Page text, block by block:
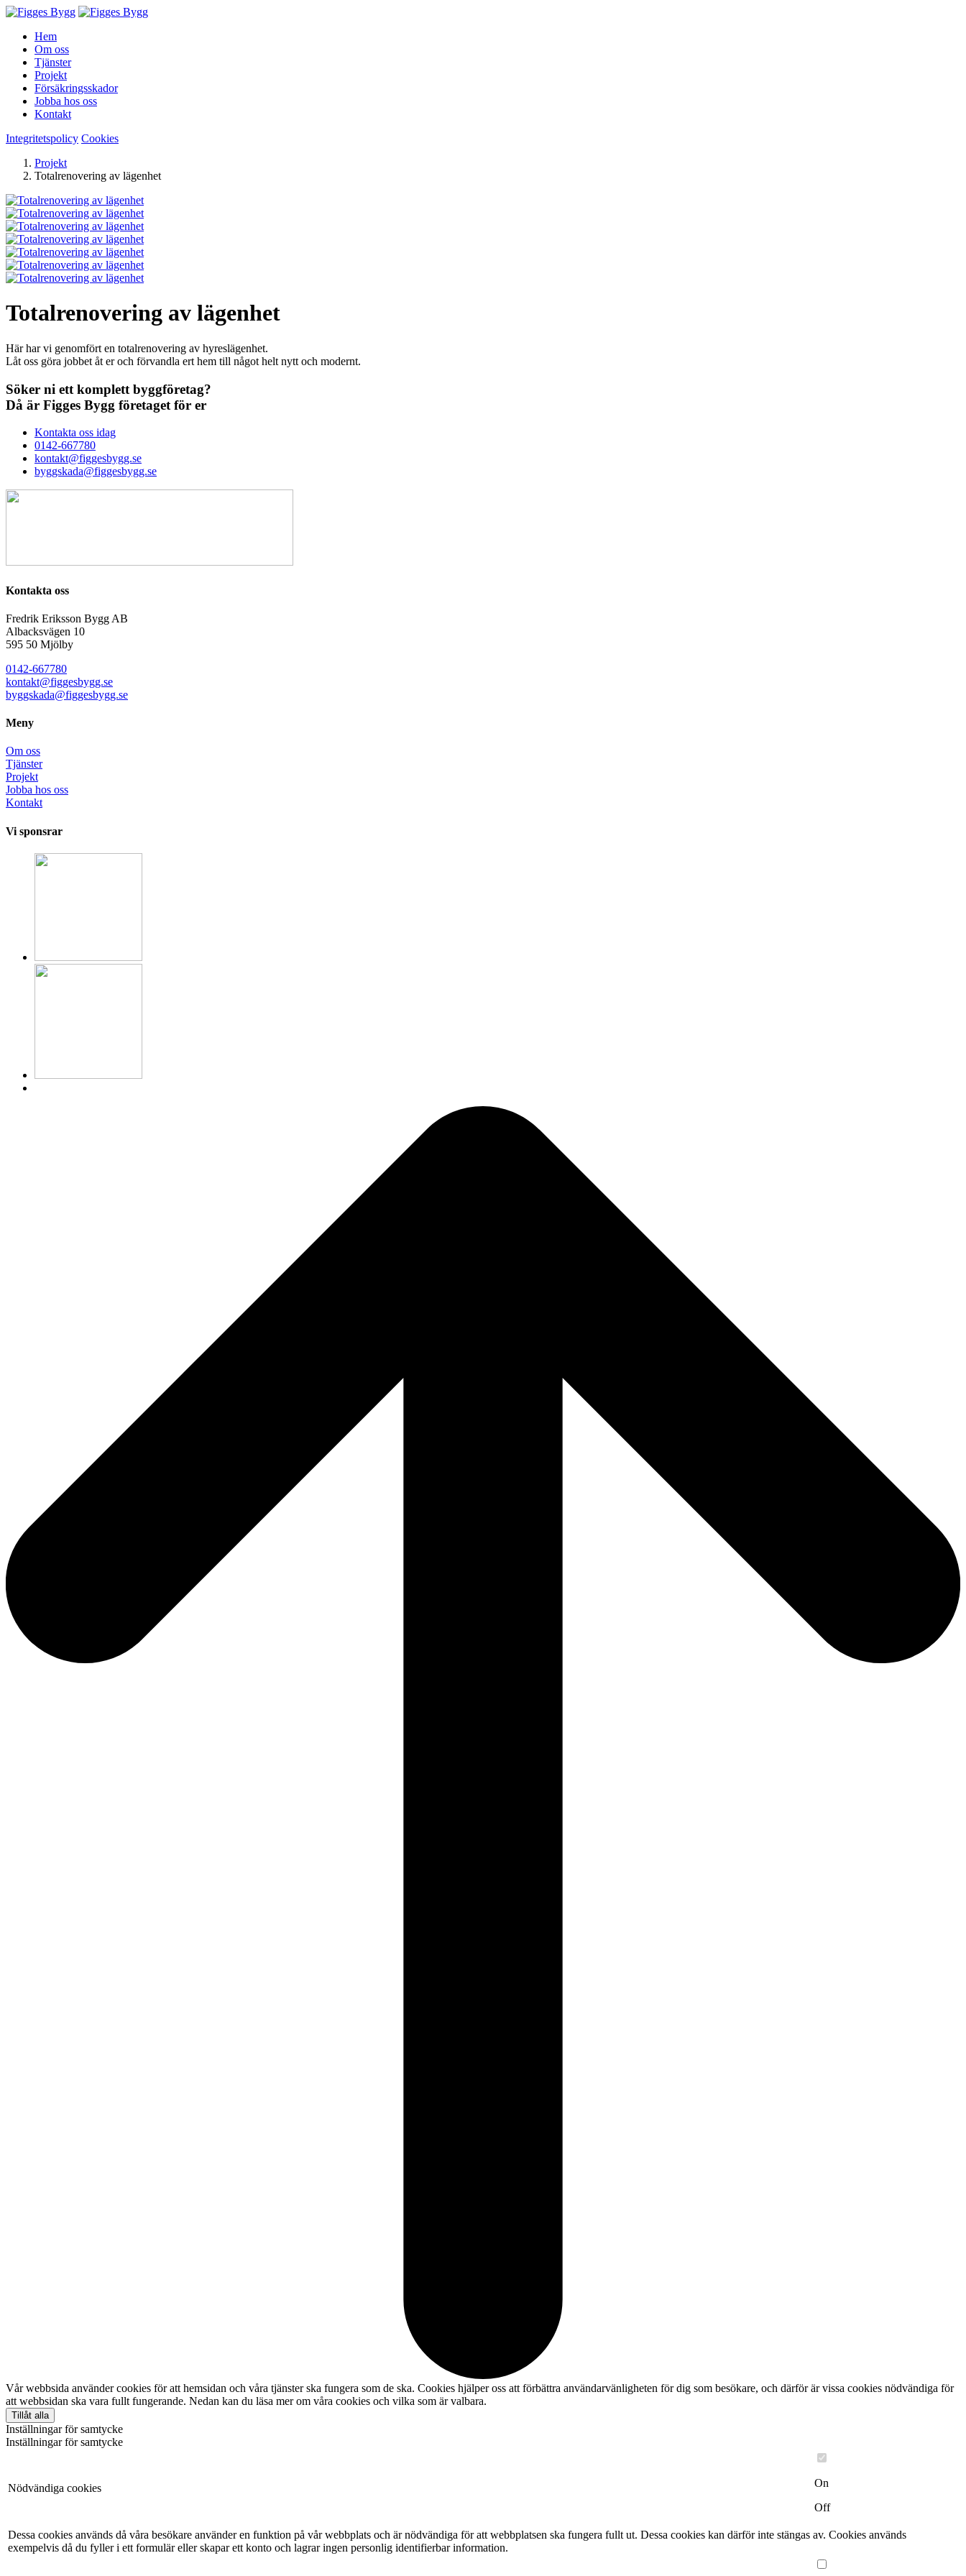
Hem
Om oss
Tjänster
Projekt
Försäkringsskador
Jobba hos oss
Kontakt
Integritetspolicy Cookies
Projekt
Totalrenovering av lägenhet
Totalrenovering av lägenhet
Här har vi genomfört en totalrenovering av hyreslägenhet.
Låt oss göra jobbet åt er och förvandla ert hem till något helt nytt och modernt.
Söker ni ett komplett byggföretag?
Då är Figges Bygg företaget för er
Kontakta oss idag
0142-667780
kontakt@figgesbygg.se
byggskada@figgesbygg.se
Kontakta oss
Fredrik Eriksson Bygg AB
Albacksvägen 10
595 50 Mjölby​
0142-667780
kontakt@figgesbygg.se
byggskada@figgesbygg.se
Meny
Om oss
Tjänster
Projekt
Jobba hos oss
Kontakt
Vi sponsrar
Vår webbsida använder cookies för att hemsidan och våra tjänster ska fungera som de ska. Cookies hjälper oss att förbättra användarvänligheten för dig som besökare, och därför är vissa cookies nödvändiga för
att webbsidan ska vara fullt fungerande. Nedan kan du läsa mer om våra cookies och vilka som är valbara.
Tillåt alla
Inställningar för samtycke
Inställningar för samtycke
Nödvändiga cookies
On
Off
Dessa cookies används då våra besökare använder en funktion på vår webbplats och är nödvändiga för att webbplatsen ska fungera fullt ut. Dessa cookies kan därför inte stängas av. Cookies används
exempelvis då du fyller i ett formulär eller skapar ett konto och lagrar ingen personlig identifierbar information.